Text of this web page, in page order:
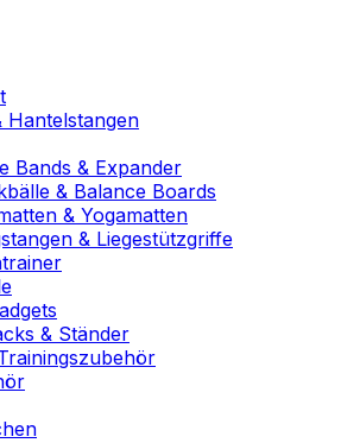
Hantelstangen
Bands & Expander
& Balance Boards
& Yogamatten
& Liegestützgriffe
& Ständer